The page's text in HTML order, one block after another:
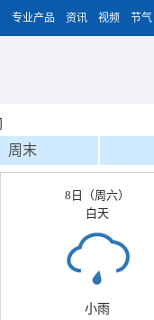
专业产品 资讯 视频 节气
周末
8日（周六）
白天
小雨